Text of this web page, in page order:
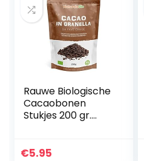
Rauwe Biologische
Cacaobonen
Stukjes 200 gr.
Natuurlijk en Zuiver.
€5.95